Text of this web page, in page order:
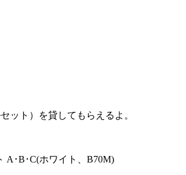
ット）を貸してもらえるよ。
A･B･C(ホワイト、B70M)